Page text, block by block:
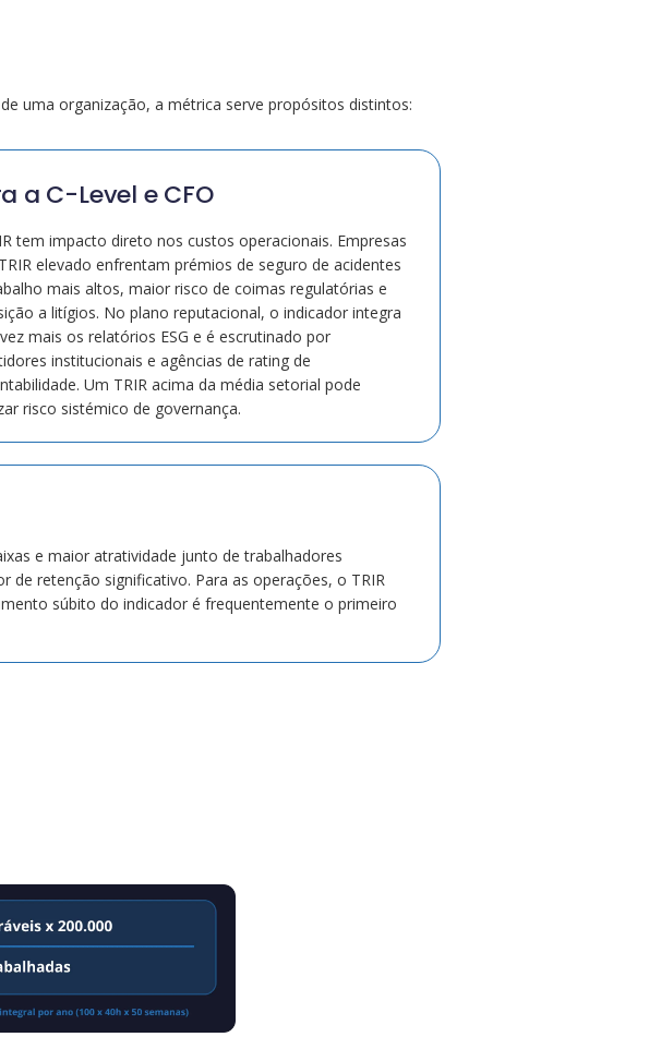
uma organização, a métrica serve propósitos distintos:
a C-Level e CFO
tem impacto direto nos custos operacionais. Empresas
elevado enfrentam prémios de seguro de acidentes
mais altos, maior risco de coimas regulatórias e
a litígios. No plano reputacional, o indicador integra
mais os relatórios ESG e é escrutinado por
institucionais e agências de rating de
Um TRIR acima da média setorial pode
risco sistémico de governança.
e maior atratividade junto de trabalhadores
retenção significativo. Para as operações, o TRIR
súbito do indicador é frequentemente o primeiro